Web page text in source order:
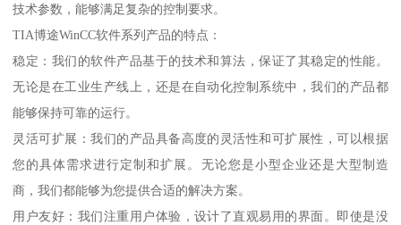
技术参数，能够满足复杂的控制要求。
TIA博途WinCC软件系列产品的特点：
稳定：我们的软件产品基于的技术和算法，保证了其稳定的性能。
无论是在工业生产线上，还是在自动化控制系统中，我们的产品都
能够保持可靠的运行。
灵活可扩展：我们的产品具备高度的灵活性和可扩展性，可以根据
您的具体需求进行定制和扩展。无论您是小型企业还是大型制造
商，我们都能够为您提供合适的解决方案。
用户友好：我们注重用户体验，设计了直观易用的界面。即使是没